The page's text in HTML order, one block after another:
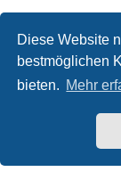
Diese Website
bestmöglichen
bieten. Mehr